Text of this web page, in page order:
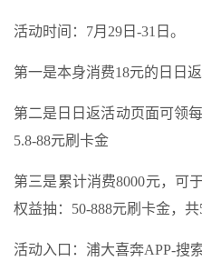
活动时间：7月29日-31日。
第一是本身消费18元的日日
第二是日日返活动页面可领
5.8-88元刷卡金
第三是累计消费8000元，可
权益抽：50-888元刷卡金，共
活动入口：浦大喜奔APP-搜